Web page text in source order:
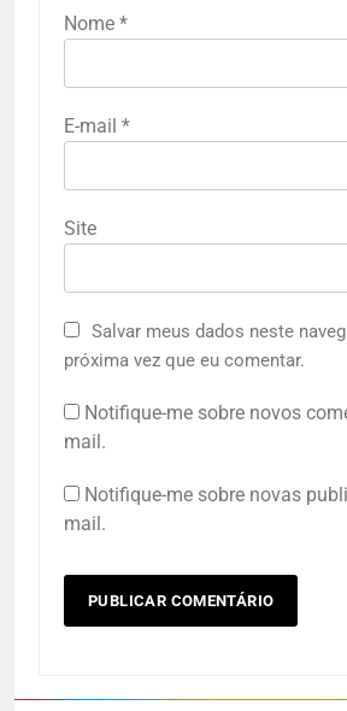
Nome *
E-mail *
Site
Salvar meus dados neste
próxima vez que eu comentar.
Notifique-me sobre novos
mail.
Notifique-me sobre novas
mail.